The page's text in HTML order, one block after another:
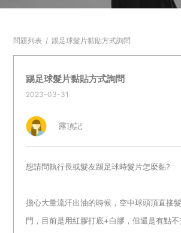
問題列表 / 踢足球髮片黏貼方式詢問
踢足球髮片黏貼方式詢問
2023-03-31
露頂記
想請問執行長或髮友踢足球時髮片怎麼黏?
擔心大量流汗出油的時候，空中球頭頂直接
門，目前是用紅膠打底+白膠，但還是有點